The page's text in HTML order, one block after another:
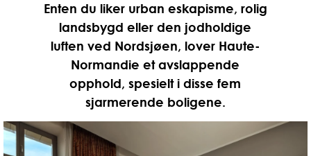
Enten du liker urban eskapisme, rolig
landsbygd eller den jodholdige
luften ved Nordsjøen, lover Haute-
Normandie et avslappende
opphold, spesielt i disse fem
sjarmerende boligene.